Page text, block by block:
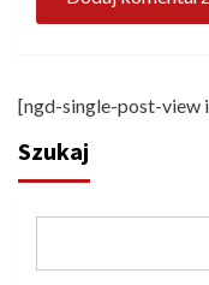
[ngd-single-post-view
Szukaj